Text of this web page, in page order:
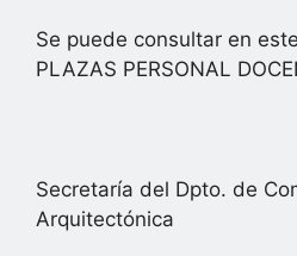
Se puede consultar en
PLAZAS PERSONAL
Secretaría del Dpto. de
Arquitectónica